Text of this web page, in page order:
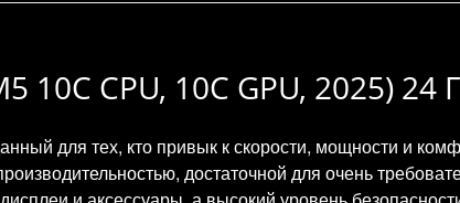
10C CPU, 10C GPU, 2025) 24
для тех, кто привык к скорости, мощности и
достаточной для очень